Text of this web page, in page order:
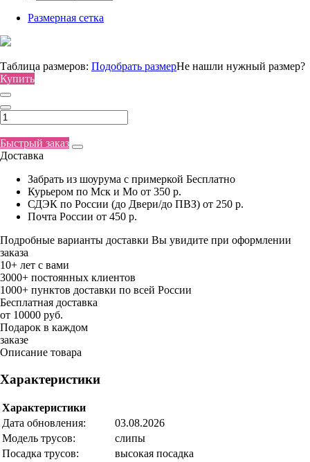
Размерная сетка
Таблица размеров: Подобрать размерНе нашли нужный размер?
Купить
Быстрый заказ
Доставка
Забрать из шоурума с примеркой Бесплатно
Курьером по Мск и Мо от 350 р.
СДЭК по России (до Двери/до ПВЗ) от 250 р.
Почта России от 450 р.
Подробные варианты доставки Вы увидите при оформлении
заказа
10+ лет с вами
3000+ постоянных клиентов
1000+ пунктов доставки по всей России
Бесплатная доставка
от 10000 руб.
Подарок в каждом
заказе
Описание товара
Характеристики
Характеристики
Дата обновления:
03.08.2026
Модель трусов:
слипы
Посадка трусов:
высокая посадка